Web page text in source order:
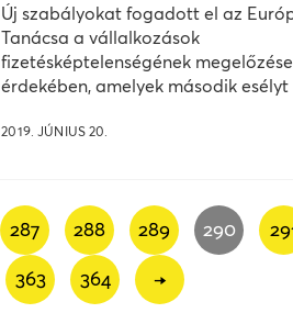
Új szabályokat fogadott el az
Tanácsa a vállalkozások
fizetésképtelenségének megelőzése
érdekében, amelyek második esélyt
2019. JÚNIUS 20.
287 288 289 290
363 364 →